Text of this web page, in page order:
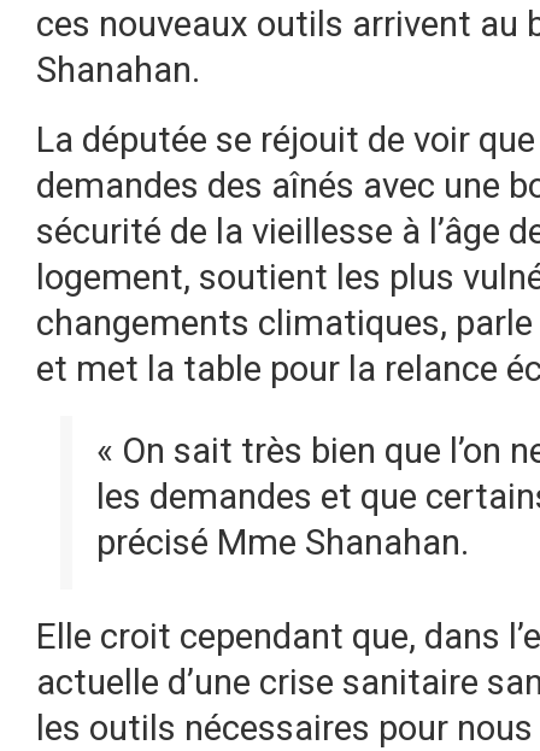
ces nouveaux outils arrivent au
Shanahan.
La députée se réjouit de voir
demandes des aînés avec une
sécurité de la vieillesse à l’âge
logement, soutient les plus
changements climatiques,
et met la table pour la relance
« On sait très bien que l’on
les demandes et que
précisé Mme Shanahan.
Elle croit cependant que, dans
actuelle d’une crise sanitaire
les outils nécessaires pour